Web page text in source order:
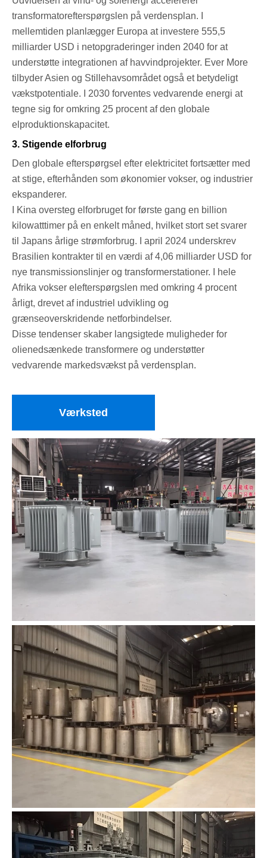
transformatorefterspørgslen på verdensplan. I
mellemtiden planlægger Europa at investere 555,5
milliarder USD i netopgraderinger inden 2040 for at
understøtte integrationen af ​​havvindprojekter. Ever More
tilbyder Asien og Stillehavsområdet også et betydeligt
vækstpotentiale. I 2030 forventes vedvarende energi at
tegne sig for omkring 25 procent af den globale
elproduktionskapacitet.
3. Stigende elforbrug
Den globale efterspørgsel efter elektricitet fortsætter med
at stige, efterhånden som økonomier vokser, og industrier
ekspanderer.
I Kina oversteg elforbruget for første gang en billion
kilowatttimer på en enkelt måned, hvilket stort set svarer
til Japans årlige strømforbrug. I april 2024 underskrev
Brasilien kontrakter til en værdi af 4,06 milliarder USD for
nye transmissionslinjer og transformerstationer. I hele
Afrika vokser elefterspørgslen med omkring 4 procent
årligt, drevet af industriel udvikling og
grænseoverskridende netforbindelser.
Disse tendenser skaber langsigtede muligheder for
olienedsænkede transformere og understøtter
vedvarende markedsvækst på verdensplan.
Værksted